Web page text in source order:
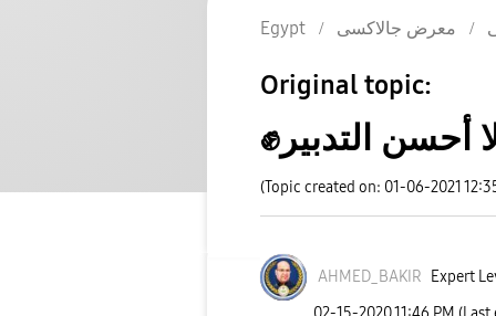
Egypt معرض جالاكسى
Original topic:
(Topic created on: 01-06-2021
AHMED_BAKIR
Expert